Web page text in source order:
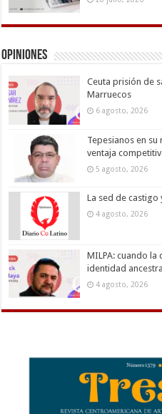
Opiniones
Ceuta prisión de
Marruecos
6 agosto, 2026
Tepesianos en
ventaja
5 agosto, 2026
La sed de castigo
4 agosto, 2026
MILPA: cuando
identidad
4 agosto, 2026